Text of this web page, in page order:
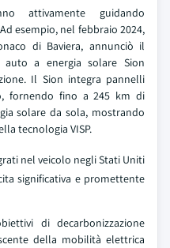
attivamente guidando
esempio, nel febbraio 2024,
di Baviera, annunciò il
a energia solare Sion
Il Sion integra pannelli
fornendo fino a 245 km di
solare da sola, mostrando
tecnologia VISP.
nel veicolo negli Stati Uniti
significativa e promettente
di decarbonizzazione
della mobilità elettrica